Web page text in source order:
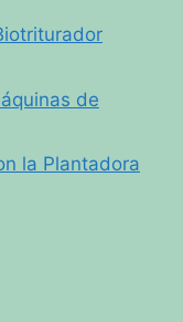
de
la Plantadora